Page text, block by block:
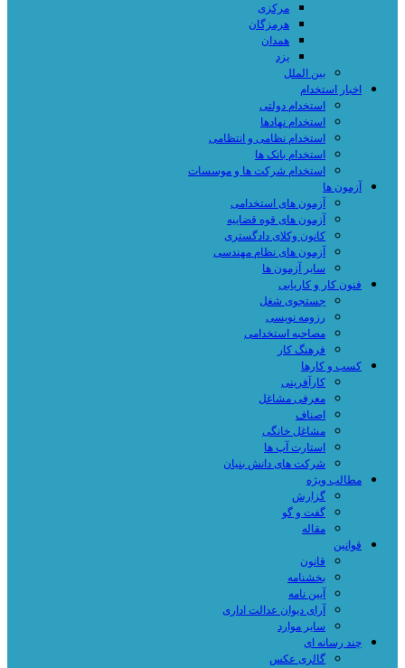
مرکزی
هرمزگان
همدان
یزد
بین الملل
اخبار استخدام
استخدام دولتی
استخدام نهادها
استخدام نظامی و انتظامی
استخدام بانک ها
استخدام شرکت ها و موسسات
آزمون ها
آزمون های استخدامی
آزمون های قوه قضاییه
کانون وکلای دادگستری
آزمون های نظام مهندسی
سایر آزمون ها
فنون کار و کاریابی
جستجوی شغل
رزومه نویسی
مصاحبه استخدامی
فرهنگ کار
کسب و کارها
کارآفرینی
معرفی مشاغل
اصناف
مشاغل خانگی
استارت آپ ها
شرکت های دانش بنیان
مطالب ویژه
گزارش
گفت و گو
مقاله
قوانین
قانون
بخشنامه
آیین نامه
آرای دیوان عدالت اداری
سایر موارد
چند رسانه ای
گالری عکس